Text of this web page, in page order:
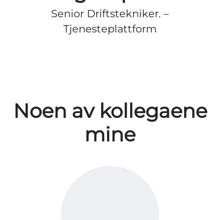
Senior Driftstekniker. –
Tjenesteplattform
Noen av kollegaene
mine